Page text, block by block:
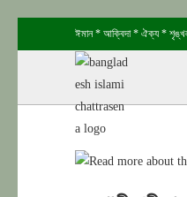
to
ঈমান * আক্বিদা * ঐক্য *